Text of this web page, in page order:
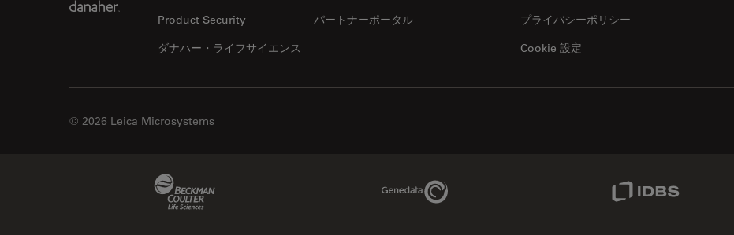
Product Security
パートナーポータル
ダナハー・ライフサイエンス
プライバシーポリシー
Cookie 設定
© 2026 Leica Microsystems
Genedata Link IDBS Link